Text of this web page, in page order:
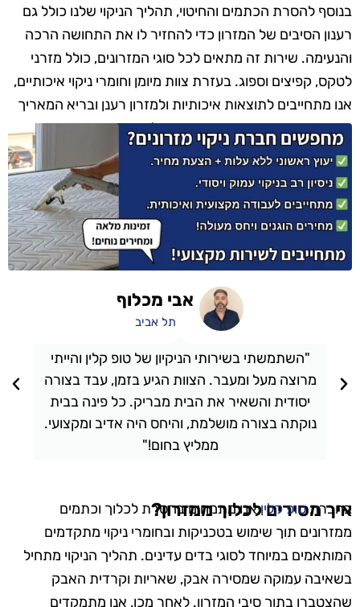
בנוסף להסרת הכתמים והחיטוי, תהליך הניקוי שלנו כולל גם
רענון הסיבים של המזרון כדי להחזיר לו את התחושה הרכה
והנעימה. שירות זה מתאים לכל סוגי המזרונים, כולל מזרני
לטקס, קפיצים וספוג. בעזרת צוות מיומן וחומרי ניקוי איכותיים,
אנו מתחייבים לתוצאות איכותיות ולמזרון רענן ובריא המאריך
את חייו ומשפר את איכות השינה שלכם.
"השתמשתי בשירותי הניקיון של טופ קלין והייתי
מרוצה מעל ומעבר. הצוות הגיע בזמן, עבד בצורה
יסודית והשאיר את הבית מבריק. כל פינה בבית
נוקתה בצורה מושלמת, והיחס היה אדיב ומקצועי.
ממליץ בחום!"
אבי מכלוף
תל אביב
איך מסירים לכלוך ממזרון?
בחברתטופ קליןאנו מתמחים בהסרת לכלוך וכתמים
ממזרונים תוך שימוש בטכניקות ובחומרי ניקוי מתקדמים
המותאמים במיוחד לסוגי בדים עדינים. תהליך הניקוי מתחיל
בשאיבה עמוקה שמסירה אבק, שאריות וקרדית האבק
שהצטברו בתוך סיבי המזרון. לאחר מכן, אנו מתמקדים